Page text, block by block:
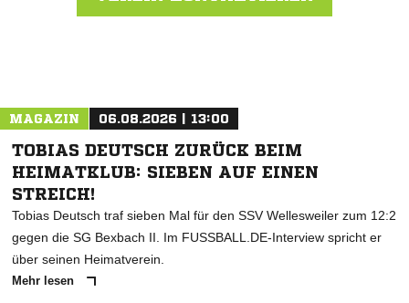
MAGAZIN 06.08.2026 | 13:00
TOBIAS DEUTSCH ZURÜCK BEIM
HEIMATKLUB: SIEBEN AUF EINEN
STREICH!
Tobias Deutsch traf sieben Mal für den SSV Wellesweiler zum 12:2
gegen die SG Bexbach II. Im FUSSBALL.DE-Interview spricht er
über seinen Heimatverein.
Mehr lesen